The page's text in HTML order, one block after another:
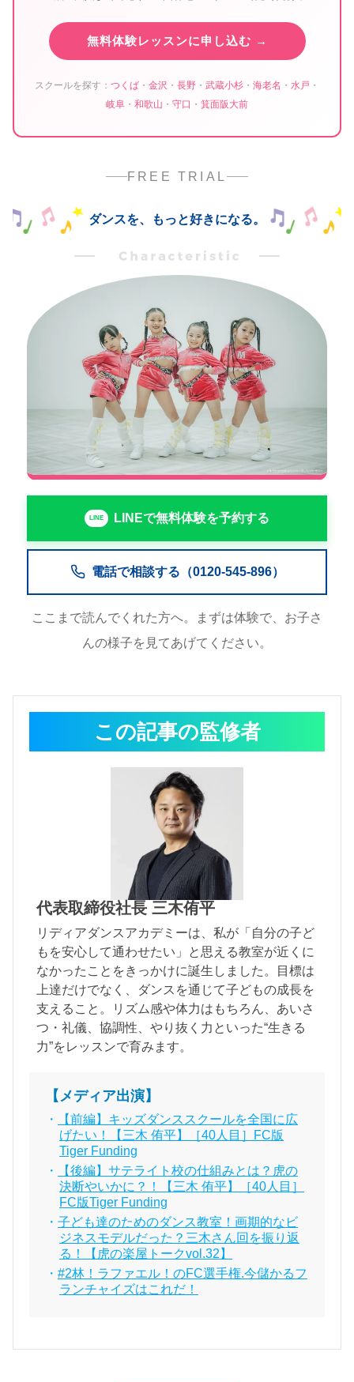
無料体験レッスンに申し込む →
スクールを探す： つくば ・ 金沢 ・ 長野 ・ 武蔵小杉 ・ 海老名 ・ 水戸 ・
岐阜 ・ 和歌山 ・ 守口 ・ 箕面阪大前
FREE TRIAL
ダンスを、もっと好きになる。
LINEで無料体験を予約する
電話で相談する（0120-545-896）
ここまで読んでくれた方へ。まずは体験で、お子さ
んの様子を見てあげてください。
この記事の監修者
代表取締役社長 三木侑平
リディアダンスアカデミーは、私が「自分の子ど
もを安心して通わせたい」と思える教室が近くに
なかったことをきっかけに誕生しました。目標は
上達だけでなく、ダンスを通じて子どもの成長を
支えること。リズム感や体力はもちろん、あいさ
つ・礼儀、協調性、やり抜く力といった“生きる
力”をレッスンで育みます。
【メディア出演】
【前編】キッズダンススクールを全国に広
げたい！【三木 侑平】［40人目］FC版
Tiger Funding
【後編】サテライト校の仕組みとは？虎の
決断やいかに？！【三木 侑平】［40人目］
FC版Tiger Funding
子ども達のためのダンス教室！画期的なビ
ジネスモデルだった？三木さん回を振り返
る！【虎の楽屋トークvol.32】
#2林！ラファエル！のFC選手権.今儲かるフ
ランチャイズはこれだ！